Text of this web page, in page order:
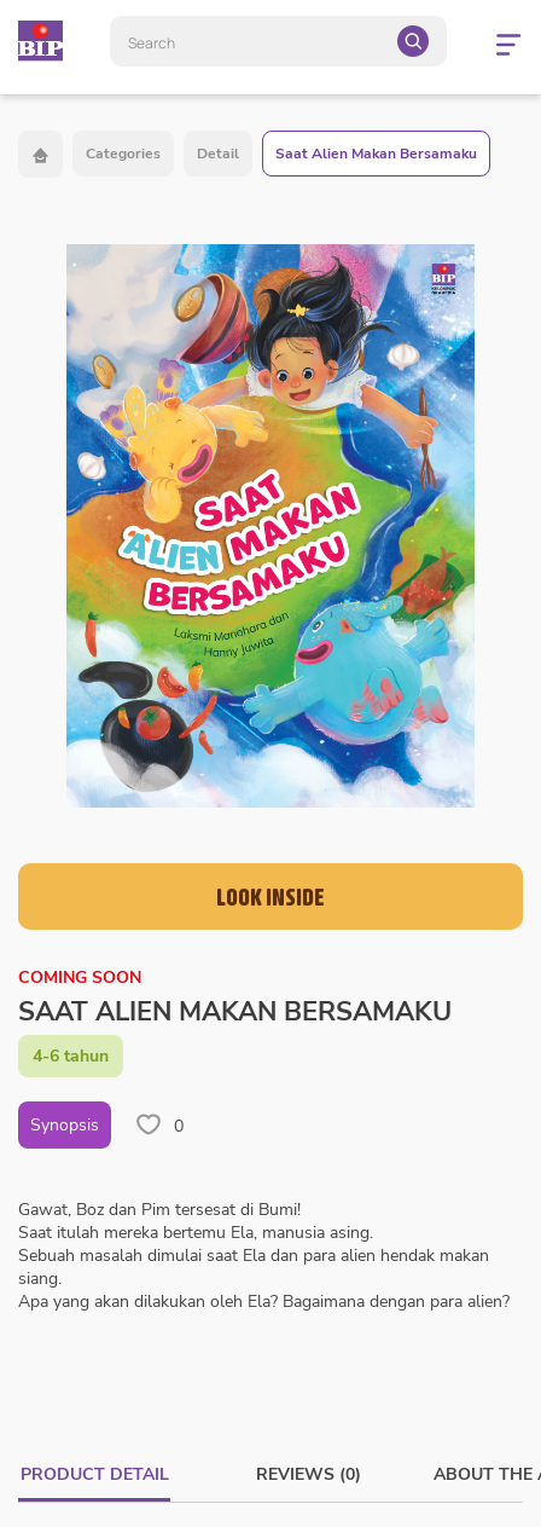
Open
Categories Detail Saat Alien Makan Bersamaku
LOOK INSIDE
COMING SOON
SAAT ALIEN MAKAN BERSAMAKU
4-6 tahun
Synopsis 0
Gawat, Boz dan Pim tersesat di Bumi!
Saat itulah mereka bertemu Ela, manusia asing.
Sebuah masalah dimulai saat Ela dan para alien hendak makan
siang.
Apa yang akan dilakukan oleh Ela? Bagaimana dengan para alien?
PRODUCT DETAIL REVIEWS (0) ABOUT THE